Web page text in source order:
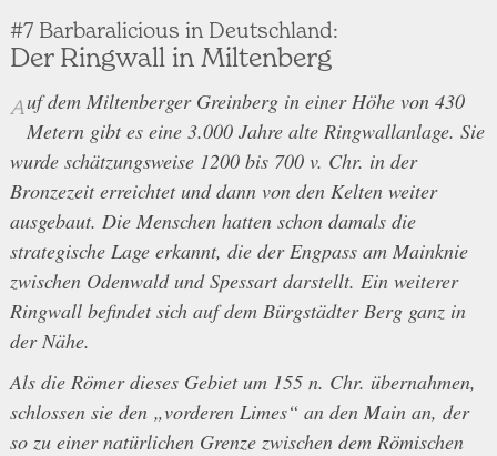
#7 Barbaralicious in Deutschland:
Der Ringwall in Miltenberg
Auf dem Miltenberger Greinberg in einer Höhe von 430
Metern gibt es eine 3.000 Jahre alte Ringwallanlage. Sie
wurde schätzungsweise 1200 bis 700 v. Chr. in der
Bronzezeit erreichtet und dann von den Kelten weiter
ausgebaut. Die Menschen hatten schon damals die
strategische Lage erkannt, die der Engpass am Mainknie
zwischen Odenwald und Spessart darstellt. Ein weiterer
Ringwall befindet sich auf dem Bürgstädter Berg ganz in
der Nähe.
Als die Römer dieses Gebiet um 155 n. Chr. übernahmen,
schlossen sie den „vorderen Limes“ an den Main an, der
so zu einer natürlichen Grenze zwischen dem Römischen